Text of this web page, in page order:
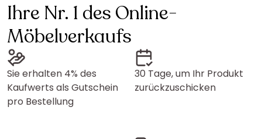
Ihre Nr. 1 des Online-
Möbelverkaufs
Sie erhalten 4% des
Kaufwerts als Gutschein
pro Bestellung
30 Tage, um Ihr Produkt
zurückzuschicken